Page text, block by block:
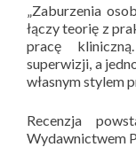
„Zaburzenia
łączy teorię z
pracę
superwizji, a
własnym stylem
Recenzja
Wydawnictwem